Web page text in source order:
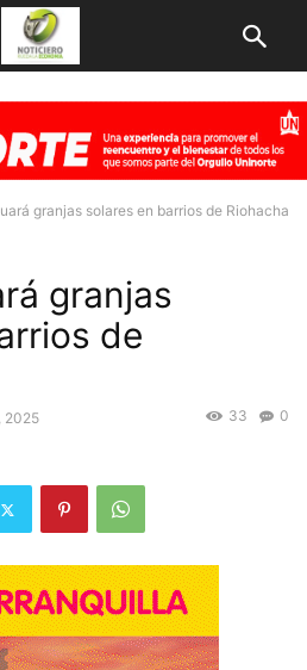
granjas solares en barrios de Riohacha
granjas
de
2025 0
33